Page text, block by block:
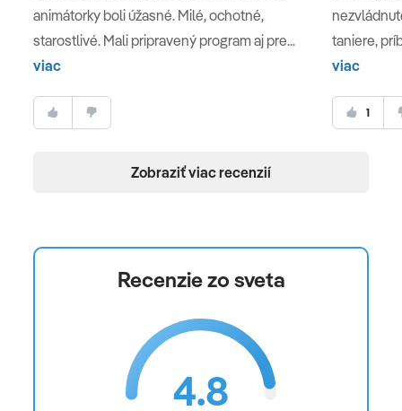
animátorky boli úžasné. Milé, ochotné,
starostlivé. Mali pripravený program aj pre...
viac
taniere,
viac
1
Zobraziť viac recenzií
Recenzie zo sveta
4.8